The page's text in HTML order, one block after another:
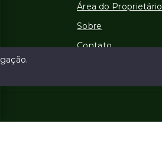
Área do Proprietário
Sobre
Contato